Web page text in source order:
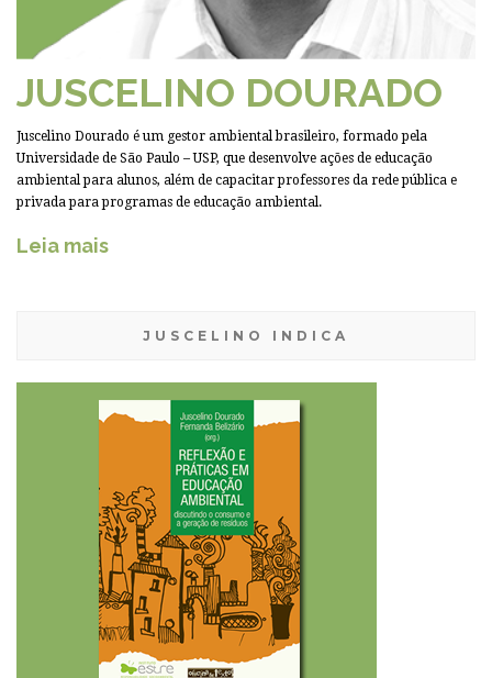
JUSCELINO DOURADO
Juscelino Dourado é um gestor ambiental brasileiro, formado pela
Universidade de São Paulo – USP, que desenvolve ações de educação
ambiental para alunos, além de capacitar professores da rede pública e
privada para programas de educação ambiental.
Leia mais
JUSCELINO INDICA